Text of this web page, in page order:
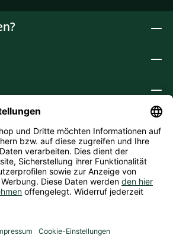
gesetzl. Mehrwertsteuer zzgl.